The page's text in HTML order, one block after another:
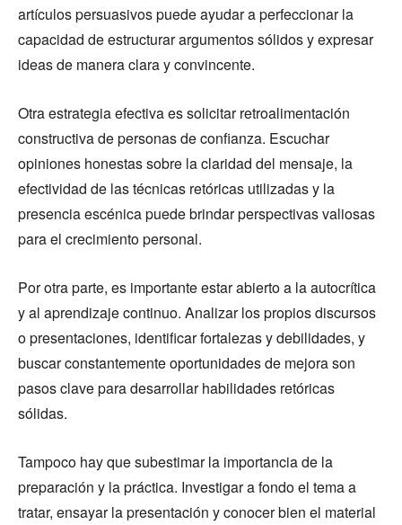
artículos persuasivos puede ayudar a perfeccionar la
capacidad de estructurar argumentos sólidos y expresar
ideas de manera clara y convincente.
Otra estrategia efectiva es solicitar retroalimentación
constructiva de personas de confianza. Escuchar
opiniones honestas sobre la claridad del mensaje, la
efectividad de las técnicas retóricas utilizadas y la
presencia escénica puede brindar perspectivas valiosas
para el crecimiento personal.
Por otra parte, es importante estar abierto a la autocrítica
y al aprendizaje continuo. Analizar los propios discursos
o presentaciones, identificar fortalezas y debilidades, y
buscar constantemente oportunidades de mejora son
pasos clave para desarrollar habilidades retóricas
sólidas.
Tampoco hay que subestimar la importancia de la
preparación y la práctica. Investigar a fondo el tema a
tratar, ensayar la presentación y conocer bien el material